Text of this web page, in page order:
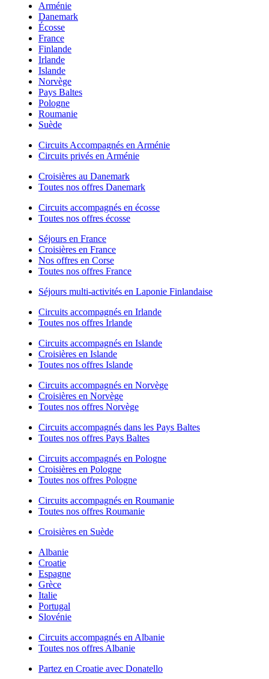
Arménie
Danemark
Écosse
France
Finlande
Irlande
Islande
Norvège
Pays Baltes
Pologne
Roumanie
Suède
Circuits Accompagnés en Arménie
Circuits privés en Arménie
Croisières au Danemark
Toutes nos offres Danemark
Circuits accompagnés en écosse
Toutes nos offres écosse
Séjours en France
Croisières en France
Nos offres en Corse
Toutes nos offres France
Séjours multi-activités en Laponie Finlandaise
Circuits accompagnés en Irlande
Toutes nos offres Irlande
Circuits accompagnés en Islande
Croisières en Islande
Toutes nos offres Islande
Circuits accompagnés en Norvège
Croisières en Norvège
Toutes nos offres Norvège
Circuits accompagnés dans les Pays Baltes
Toutes nos offres Pays Baltes
Circuits accompagnés en Pologne
Croisières en Pologne
Toutes nos offres Pologne
Circuits accompagnés en Roumanie
Toutes nos offres Roumanie
Croisières en Suède
Albanie
Croatie
Espagne
Grèce
Italie
Portugal
Slovénie
Circuits accompagnés en Albanie
Toutes nos offres Albanie
Partez en Croatie avec Donatello